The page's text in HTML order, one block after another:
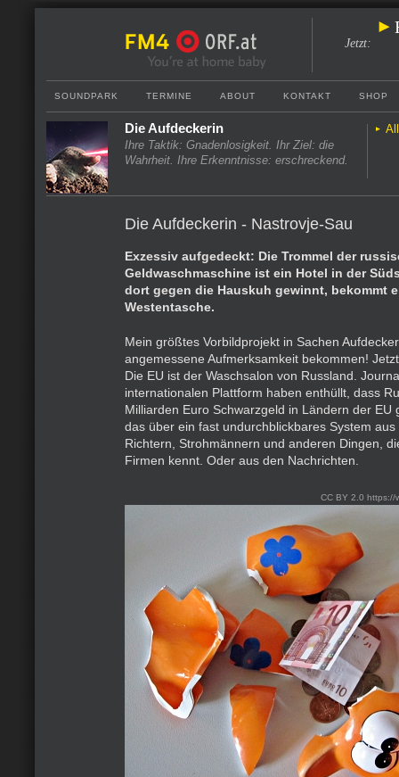
Jetzt:
SOUNDPARK TERMINE ABOUT KONTAKT SHOP
Die Aufdeckerin
Ihre Taktik: Gnadenlosigkeit. Ihr Ziel: die
Wahrheit. Ihre Erkenntnisse: erschreckend.
Die Aufdeckerin - Nastrovje-Sau
Exzessiv aufgedeckt: Die Trommel der
Geldwaschmaschine ist ein Hotel in der
dort gegen die Hauskuh gewinnt, bekommt
Westentasche.
Mein größtes Vorbildprojekt in Sachen
angemessene Aufmerksamkeit bekommen!
Die EU ist der Waschsalon von Russland.
internationalen Plattform haben enthüllt, dass
Milliarden Euro Schwarzgeld in Ländern der EU
das über ein fast undurchblickbares System
Richtern, Strohmännern und anderen Dingen,
Firmen kennt. Oder aus den Nachrichten.
CC BY 2.0 https://